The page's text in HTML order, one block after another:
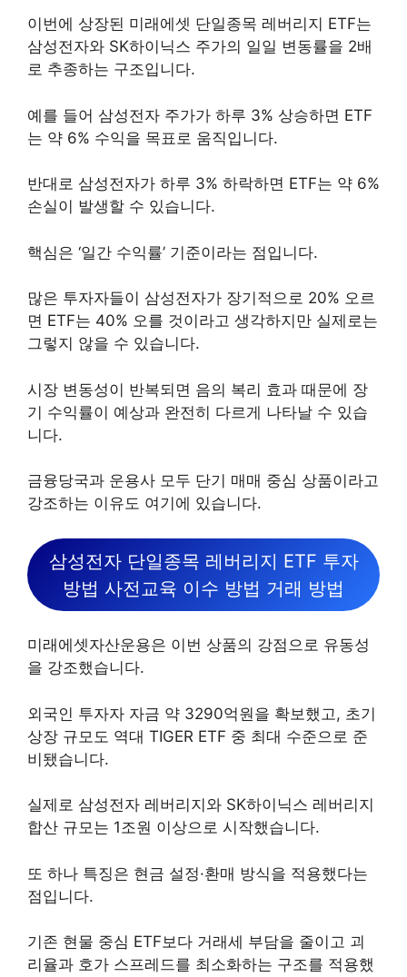
이번에 상장된 미래에셋 단일종목 레버리지 ETF는
삼성전자와 SK하이닉스 주가의 일일 변동률을 2배
로 추종하는 구조입니다.
예를 들어 삼성전자 주가가 하루 3% 상승하면 ETF
는 약 6% 수익을 목표로 움직입니다.
반대로 삼성전자가 하루 3% 하락하면 ETF는 약 6%
손실이 발생할 수 있습니다.
핵심은 ‘일간 수익률’ 기준이라는 점입니다.
많은 투자자들이 삼성전자가 장기적으로 20% 오르
면 ETF는 40% 오를 것이라고 생각하지만 실제로는
그렇지 않을 수 있습니다.
시장 변동성이 반복되면 음의 복리 효과 때문에 장
기 수익률이 예상과 완전히 다르게 나타날 수 있습
니다.
금융당국과 운용사 모두 단기 매매 중심 상품이라고
강조하는 이유도 여기에 있습니다.
삼성전자 단일종목 레버리지 ETF 투자
방법 사전교육 이수 방법 거래 방법
미래에셋자산운용은 이번 상품의 강점으로 유동성
을 강조했습니다.
외국인 투자자 자금 약 3290억원을 확보했고, 초기
상장 규모도 역대 TIGER ETF 중 최대 수준으로 준
비됐습니다.
실제로 삼성전자 레버리지와 SK하이닉스 레버리지
합산 규모는 1조원 이상으로 시작했습니다.
또 하나 특징은 현금 설정·환매 방식을 적용했다는
점입니다.
기존 현물 중심 ETF보다 거래세 부담을 줄이고 괴
리율과 호가 스프레드를 최소화하는 구조를 적용했